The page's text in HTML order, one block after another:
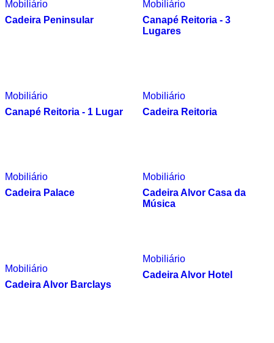
Mobiliário
Cadeira Peninsular
Mobiliário
Canapé Reitoria - 3
Lugares
Mobiliário
Canapé Reitoria - 1 Lugar
Mobiliário
Cadeira Reitoria
Mobiliário
Cadeira Palace
Mobiliário
Cadeira Alvor Casa da
Música
Mobiliário
Cadeira Alvor Barclays
Mobiliário
Cadeira Alvor Hotel